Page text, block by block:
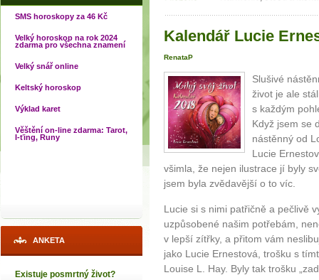
SMS horoskopy za 46 Kč
Velký horoskop na rok 2024
zdarma pro všechna znamení
Velký snář online
Keltský horoskop
Výklad karet
Věštění on-line zdarma: Tarot,
I-ťing, Runy
ANKETA
Existuje posmrtný život?
Kalendář Lucie
RenataP
Slušivé
život je ale
s každým
Když jsem se
nástěnný od
Lucie
všimla, že nejen ilustrace jí byly
jsem byla zvědavější o to víc.
Lucie si s nimi patřičně a pečlivě
uzpůsobené našim potřebám,
v lepší zítřky, a přitom vám
jako Lucie Ernestová, trošku s
Louise L. Hay. Byly tak trošku